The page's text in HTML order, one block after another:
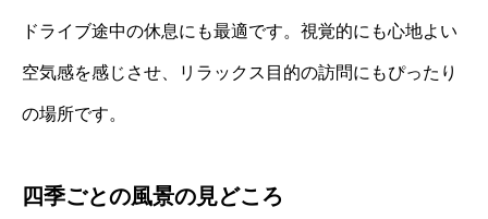
ドライブ途中の休息にも最適です。視覚的にも心地よい
空気感を感じさせ、リラックス目的の訪問にもぴったり
の場所です。
四季ごとの風景の見どころ